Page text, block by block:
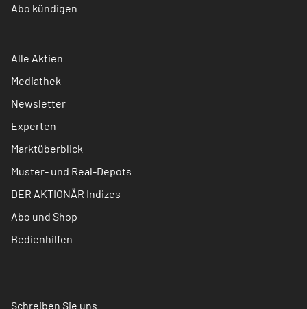
Abo kündigen
Alle Aktien
Mediathek
Newsletter
Experten
Marktüberblick
Muster- und Real-Depots
DER AKTIONÄR Indizes
Abo und Shop
Bedienhilfen
Schreiben Sie uns